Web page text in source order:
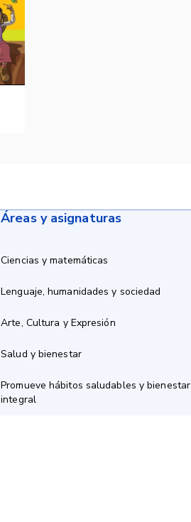
Áreas y asignaturas
Ciencias y matemáticas
Lenguaje, humanidades y sociedad
Arte, Cultura y Expresión
Salud y bienestar
Promueve hábitos saludables y bienestar
integral